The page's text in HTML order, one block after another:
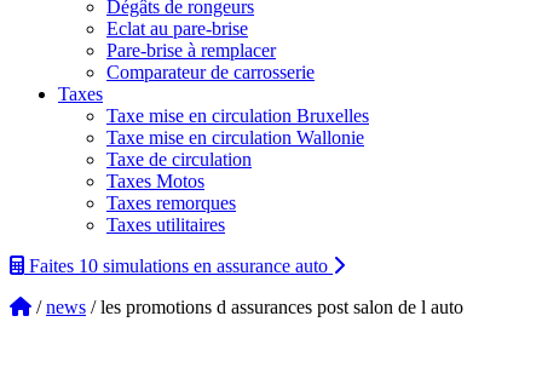
Dégâts de rongeurs
Eclat au pare-brise
Pare-brise à remplacer
Comparateur de carrosserie
Taxes
Taxe mise en circulation Bruxelles
Taxe mise en circulation Wallonie
Taxe de circulation
Taxes Motos
Taxes remorques
Taxes utilitaires
Faites 10 simulations en assurance auto
/news / les promotions d assurances post salon de l auto